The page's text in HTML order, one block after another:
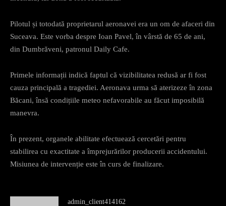
Pilotul și totodată proprietarul aeronavei era un om de afaceri din
Suceava. Este vorba despre Ioan Pavel, în vârstă de 65 de ani,
din Dumbrăveni, patronul Daily Cafe.
Primele informații indică faptul că vizibilitatea redusă ar fi fost
cauza principală a tragediei. Aeronava urma să aterizeze în zona
Băcani, însă condițiile meteo nefavorabile au făcut imposibilă
manevra.
În prezent, organele abilitate efectuează cercetări pentru
stabilirea cu exactitate a împrejurărilor producerii accidentului.
Misiunea de intervenție este în curs de finalizare.
admin_client414162